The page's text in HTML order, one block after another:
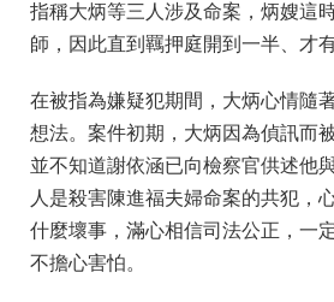
指稱大炳等三人涉及命案，炳嫂這
師，因此直到羈押庭開到一半、才
在被指為嫌疑犯期間，大炳心情隨
想法。案件初期，大炳因為偵訊而
並不知道謝依涵已向檢察官供述他
人是殺害陳進福夫婦命案的共犯，
什麼壞事，滿心相信司法公正，一
不擔心害怕。